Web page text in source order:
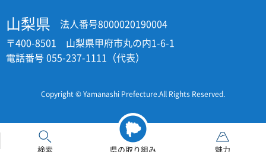
検索 県の取り組み 魅力
山梨県
法人番号8000020190004
〒400-8501 山梨県甲府市丸の内1-6-1
電話番号 055-237-1111（代表）
Copyright © Yamanashi Prefecture.All Rights Reserved.